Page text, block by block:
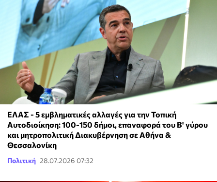
ΕΛΑΣ - 5 εμβληματικές αλλαγές για την Τοπική
Αυτοδιοίκηση: 100-150 δήμοι, επαναφορά του Β' γύρου
και μητροπολιτική Διακυβέρνηση σε Αθήνα &
Θεσσαλονίκη
Πολιτική 28.07.2026 07:32